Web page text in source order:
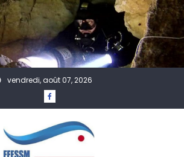
vendredi, août 07, 2026